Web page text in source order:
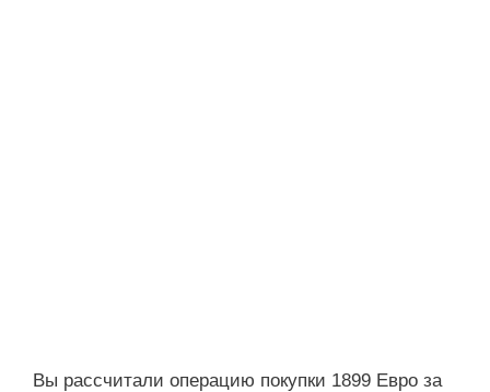
Вы рассчитали операцию покупки 1899 Евро за